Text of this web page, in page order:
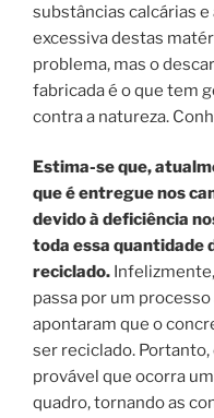
substâncias calcárias
excessiva destas
problema, mas o
fabricada é o que tem
contra a natureza.
Estima-se que,
que é entregue nos
devido à deficiência
toda essa quantidade
reciclado.
passa por um
apontaram que o
ser reciclado.
provável que ocorra
quadro, tornando as